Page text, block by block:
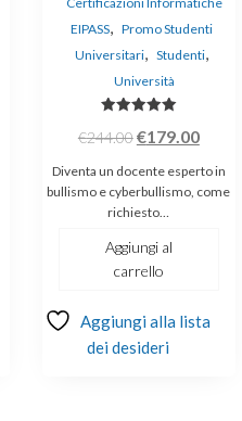
EIPASS, Promo Studenti
Universitari, Studenti,
Università
5.00
€244.00Il
originale
era:
€244.00.
€179.00Il
prezzo
attuale
Diventa un docente esperto in
bullismo e cyberbullismo, come
richiesto…
Aggiungi al
carrello
Aggiungi alla lista
dei desideri